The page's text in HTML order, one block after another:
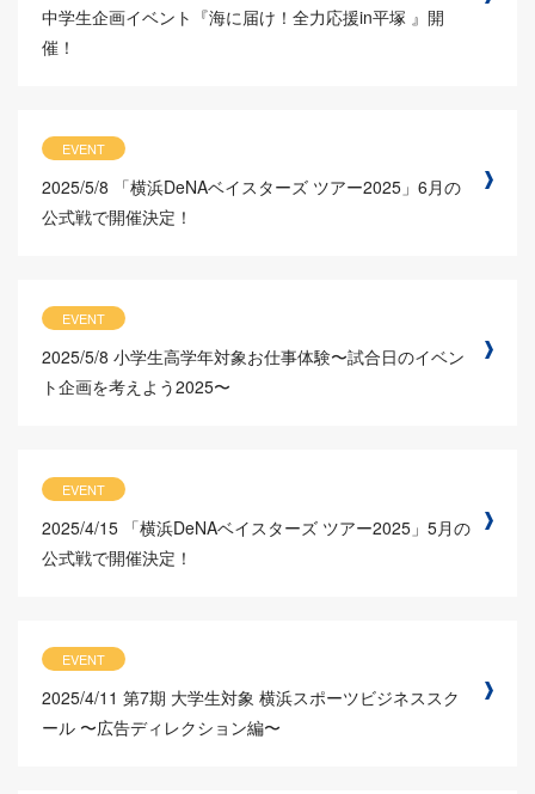
中学生企画イベント『海に届け！全力応援in平塚 』開
催！
EVENT
2025/5/8
「横浜DeNAベイスターズ ツアー2025」6月の
公式戦で開催決定！
EVENT
2025/5/8 小学生高学年対象お仕事体験〜試合日のイベン
ト企画を考えよう2025〜
EVENT
2025/4/15 「横浜DeNAベイスターズ ツアー2025」5月の
公式戦で開催決定！
EVENT
2025/4/11 第7期 大学生対象 横浜スポーツビジネススク
ール 〜広告ディレクション編〜